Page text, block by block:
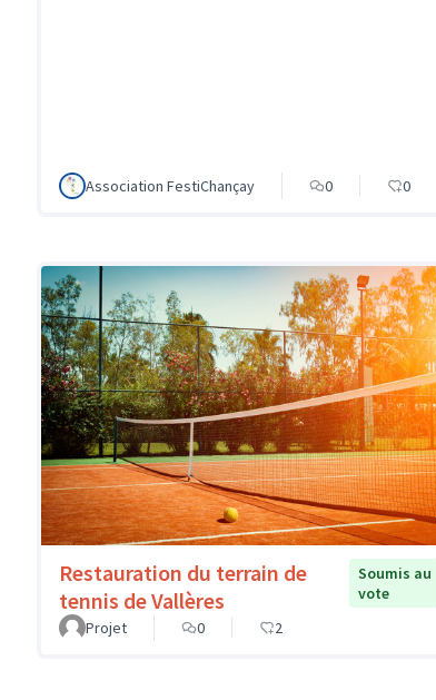
Association FestiChançay 0 0
Restauration du terrain de
tennis de Vallères
Soumis au
vote
Projet
0 2